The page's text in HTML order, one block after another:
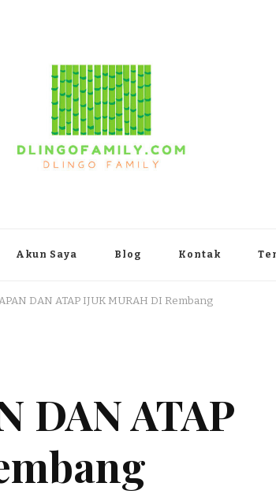
Akun Saya Blog Kontak
DAN ATAP IJUK MURAH DI Rembang
DAN ATAP